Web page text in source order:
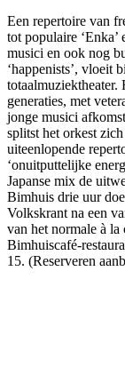
Een repertoire van
tot populaire
musici en ook nog
‘happenists’, vloeit
totaalmuziektheater.
generaties, met
jonge musici
splitst het orkest
uiteenlopende
‘onuitputtelijke
Japanse mix de
Bimhuis drie uur
Volkskrant na een
van het normale à
Bimhuiscafé-
15. (Reserveren